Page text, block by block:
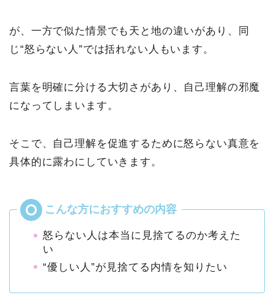
が、一方で似た情景でも天と地の違いがあり、同
じ“怒らない人”では括れない人もいます。
言葉を明確に分ける大切さがあり、自己理解の邪魔
になってしまいます。
そこで、自己理解を促進するために怒らない真意を
具体的に露わにしていきます。
怒らない人は本当に見捨てるのか考えた
い
“優しい人”が見捨てる内情を知りたい